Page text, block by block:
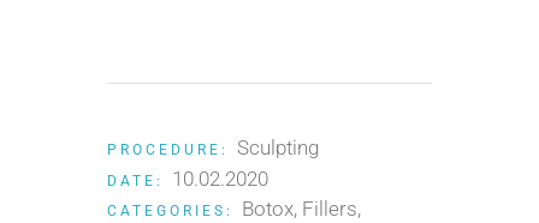
PROCEDURE: Sculpting
DATE: 10.02.2020
CATEGORIES: Botox Fillers